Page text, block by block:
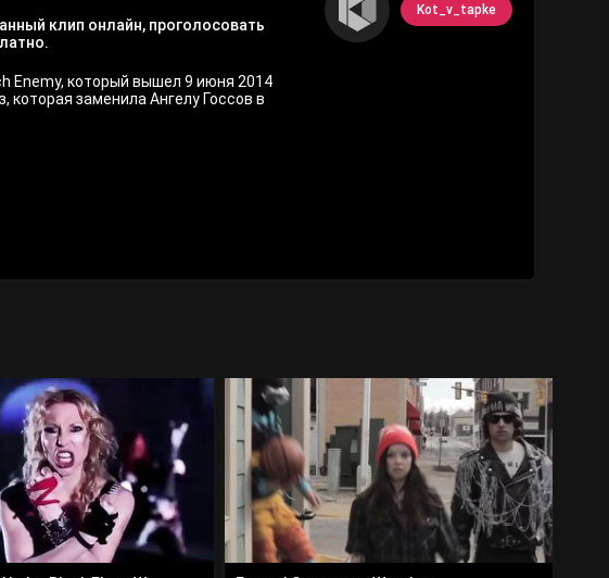
Kot_v_tapke
клип онлайн, проголосовать
Enemy, который вышел 9 июня 2014
которая заменила Ангелу Госсов в